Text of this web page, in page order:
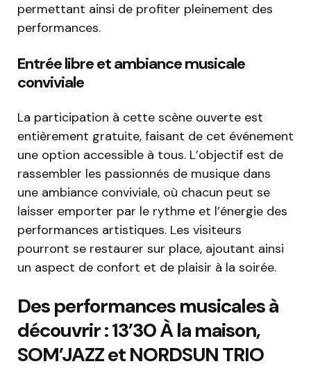
permettant ainsi de profiter pleinement des
performances.
Entrée libre et ambiance musicale
conviviale
La participation à cette scène ouverte est
entièrement gratuite, faisant de cet événement
une option accessible à tous. L’objectif est de
rassembler les passionnés de musique dans
une ambiance conviviale, où chacun peut se
laisser emporter par le rythme et l’énergie des
performances artistiques. Les visiteurs
pourront se restaurer sur place, ajoutant ainsi
un aspect de confort et de plaisir à la soirée.
Des performances musicales à
découvrir : 13’30 À la maison,
SOM’JAZZ et NORDSUN TRIO